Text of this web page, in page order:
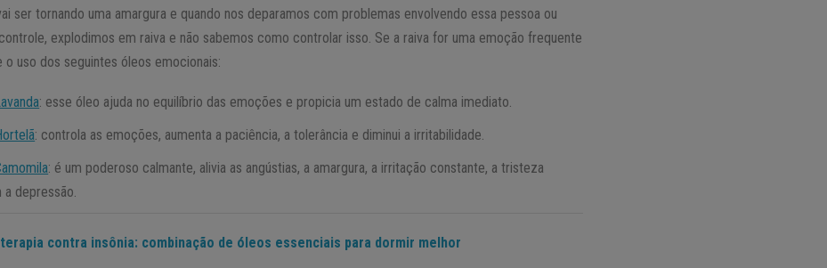
ser tornando uma amargura e quando nos deparamos com problemas envolvendo essa pessoa ou
explodimos em raiva e não sabemos como controlar isso. Se a raiva for uma emoção frequente
o uso dos seguintes óleos emocionais:
: esse óleo ajuda no equilíbrio das emoções e propicia um estado de calma imediato.
: controla as emoções, aumenta a paciência, a tolerância e diminui a irritabilidade.
: é um poderoso calmante, alivia as angústias, a amargura, a irritação constante, a tristeza
depressão.
contra insônia: combinação de óleos essenciais para dormir melhor